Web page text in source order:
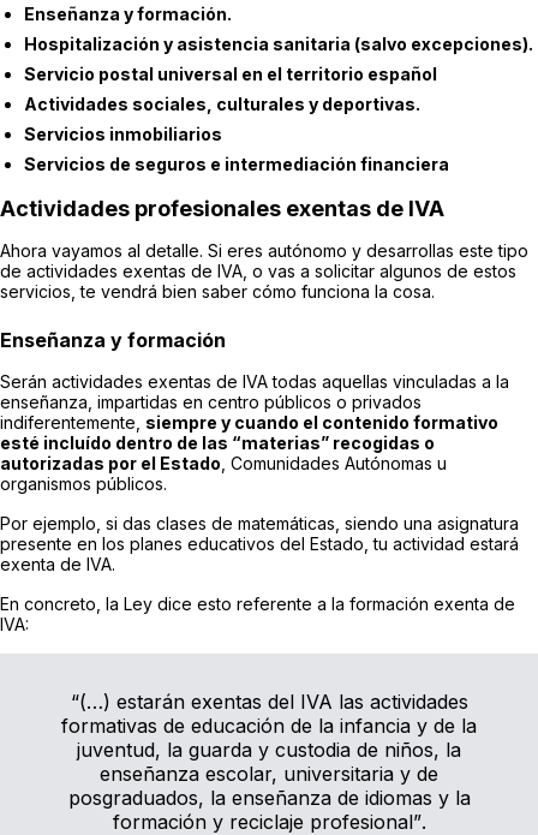
Enseñanza y formación.
Hospitalización y asistencia sanitaria (salvo excepciones).
Servicio postal universal en el territorio español
Actividades sociales, culturales y deportivas.
Servicios inmobiliarios
Servicios de seguros e intermediación financiera
Actividades profesionales exentas de IVA
Ahora vayamos al detalle. Si eres autónomo y desarrollas este tipo
de actividades exentas de IVA, o vas a solicitar algunos de estos
servicios, te vendrá bien saber cómo funciona la cosa.
Enseñanza y formación
Serán actividades exentas de IVA todas aquellas vinculadas a la
enseñanza, impartidas en centro públicos o privados
indiferentemente, siempre y cuando el contenido formativo
esté incluído dentro de las “materias” recogidas o
autorizadas por el Estado , Comunidades Autónomas u
organismos públicos.
Por ejemplo, si das clases de matemáticas, siendo una asignatura
presente en los planes educativos del Estado, tu actividad estará
exenta de IVA.
En concreto, la Ley dice esto referente a la formación exenta de
IVA:
“(…) estarán exentas del IVA las actividades
formativas de educación de la infancia y de la
juventud, la guarda y custodia de niños, la
enseñanza escolar, universitaria y de
posgraduados, la enseñanza de idiomas y la
formación y reciclaje profesional”.